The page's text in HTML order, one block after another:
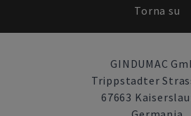
Torna su
GINDUMAC
Trippstadter
67663